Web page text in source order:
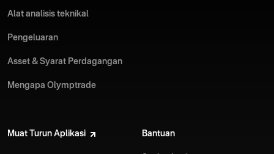
Alat analisis teknikal
Pengeluaran
Asset & Syarat Perdagangan
Mengapa Olymptrade
Muat Turun Aplikasi Bantuan